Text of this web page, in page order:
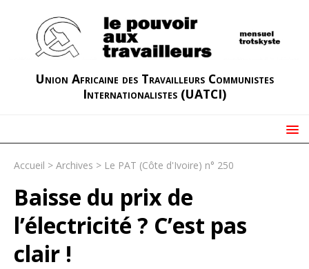
Union Africaine des Travailleurs Communistes
Internationalistes (UATCI)
Accueil > Archives > Le PAT (Côte d'Ivoire) n° 250
Baisse du prix de
l’électricité ? C’est pas
clair !